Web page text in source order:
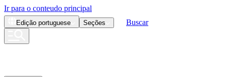
Ir para o conteudo principal
Edição portuguese Seções Buscar